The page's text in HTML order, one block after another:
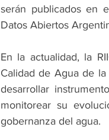
serán publicados en
Datos Abiertos
En la actualidad, la
Calidad de Agua de
desarrollar
monitorear su
gobernanza del agua.